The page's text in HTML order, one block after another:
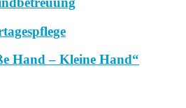
Hand – Kleine Hand“